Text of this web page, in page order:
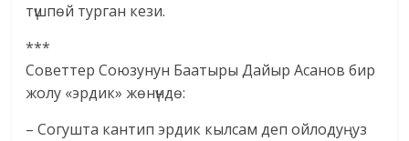
түшпөй турган кези.
***
Советтер Союзунун Баатыры Дайыр Асанов бир
жолу «эрдик» жөнүндө:
– Согушта кантип эрдик кылсам деп ойлодуңуз